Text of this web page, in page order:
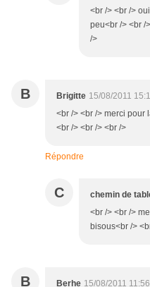
<br /> <br />
peu<br /> <br /
/>
B Brigitte 15/08/2011
<br /> <br /> merci pour
<br /> <br /> <br />
Répondre
C chemin de
<br /> <br />
bisous<br />
B Berhe 15/08/2011 11:56